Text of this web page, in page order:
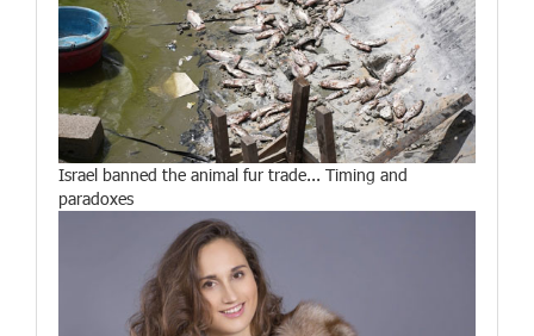
Israel banned the animal fur trade... Timing and
paradoxes